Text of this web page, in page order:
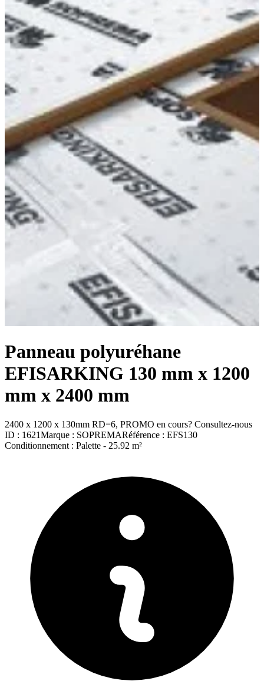
Panneau polyuréhane
EFISARKING 130 mm x 1200
mm x 2400 mm
2400 x 1200 x 130mm RD=6, PROMO en cours? Consultez-nous
ID : 1621Marque : SOPREMARéférence : EFS130
Conditionnement : Palette - 25.92 m²